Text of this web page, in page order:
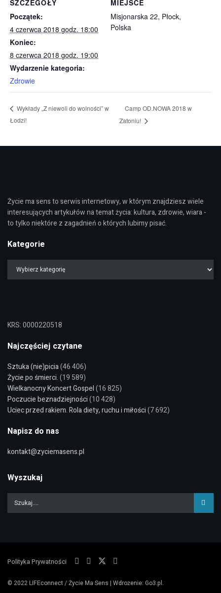
SZCZEGÓŁY
Początek:
4 czerwca 2018 godz. 18:00
Koniec:
8 czerwca 2018 godz. 19:00
Wydarzenie kategoria:
Zdrowie
MIEJSCE
Misjonarska 22, Płock,
Polska
Wykłady „Z niewoli do wolności” w
Łodzi!
Camp OD.NOWA 2018 w
Zatoniu!
Życie ma sens to serwis internetowy, w którym znajdziesz wiele
interesujących artykułów na temat życia: kultura, zdrowie, wiara -
to tylko niektóre z zagadnień o których lubimy pisać.
Kategorie
KRS: 0000220518
Najczęściej czytane
Sztuka (nie)picia(46 406)
Życie po śmierci.(19 589)
Wielkanocny Koncert Gospel(16 825)
Poczucie beznadziejności(10 428)
Uciec przed rakiem. Rola diety, ruchu i miłości(7 692)
Napisz do nas
kontakt@zyciemasens.pl
Wyszukaj
Polityka Prywatności
© 2022LIFEconnect / Życie Ma Sens | Wdrożenie: Go3.pl.